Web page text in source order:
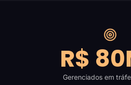
R$
Gerenciados em